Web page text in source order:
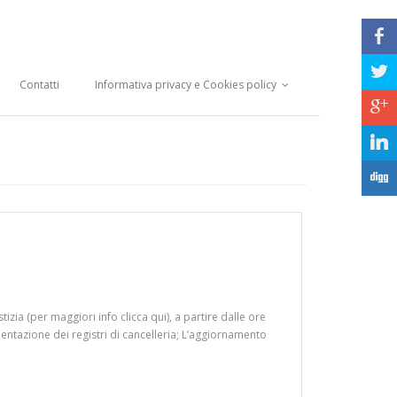
Contatti Informativa privacy e Cookies policy
(per maggiori info clicca qui), a partire dalle ore
dei registri di cancelleria; L’aggiornamento
b
a
c
j
F